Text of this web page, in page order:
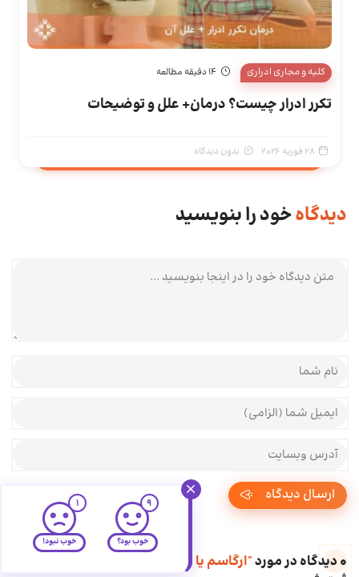
کلیه و مجاری ادراری 14 دقیقه مطالعه
تکرر ادرار چیست؟ درمان+ علل و توضیحات
28 فوریه 2026 بدون دیدگاه
دیدگاهخود را بنویسید
متن دیدگاه شما
نام و نام خانوادگی شما
ایمیل شما
آدرس وبسایت شما
ارسال دیدگاه
0 دیدگاه در مورد
"ارگاسم یا ارضا شدن زنان : آنچه باید بدانید"
خوب بود؟
9
خوب نبود!
1